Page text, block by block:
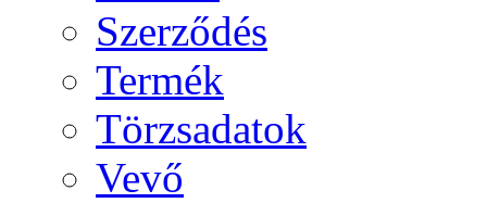
Szerződés
Termék
Törzsadatok
Vevő